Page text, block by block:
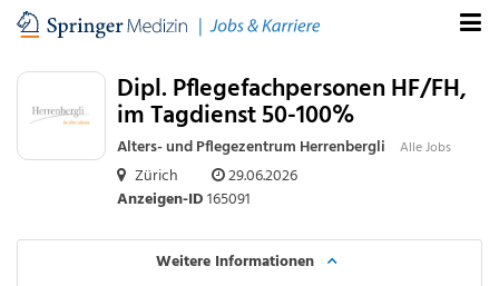
Dipl. Pflegefachpersonen HF/FH,
im Tagdienst 50-100%
Alters- und Pflegezentrum Herrenbergli Alle Jobs
Zürich
29.06.2026
Anzeigen-ID165091
Weitere Informationen